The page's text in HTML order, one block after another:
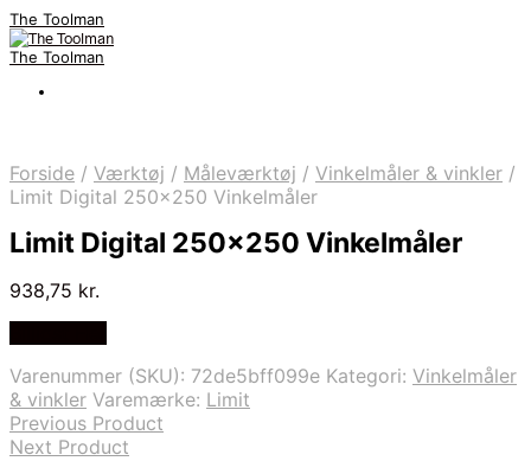
The Toolman
The Toolman
Forside / Værktøj / Måleværktøj / Vinkelmåler & vinkler /
Limit Digital 250×250 Vinkelmåler
Limit Digital 250×250 Vinkelmåler
938,75 kr.
Varenummer (SKU): 72de5bff099e Kategori: Vinkelmåler
& vinkler Varemærke: Limit
Previous Product
Next Product